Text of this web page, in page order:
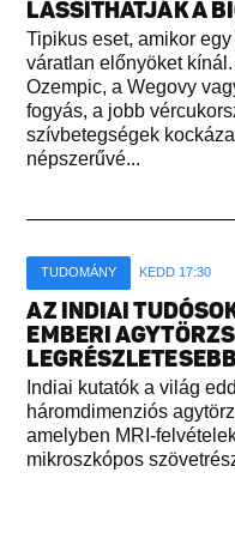
LASSÍTHATJÁK A
Tipikus eset, amikor
váratlan előnyöket
Ozempic, a Wegovy
fogyás, a jobb
szívbetegségek
népszerűvé...
TUDOMÁNY KEDD 17:30
AZ INDIAI
EMBERI
Indiai kutatók a világ
háromdimenziós
amelyben MRI-
mikroszkópos